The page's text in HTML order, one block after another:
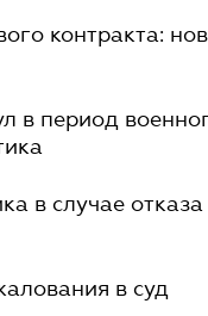
контракта:
в период
в случае
в суд